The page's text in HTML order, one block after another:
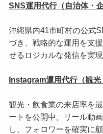
SNS運用代行（自治体・企
沖縄県内41市町村の公式
づき、戦略的な運用を支
せるロジカルな発信を実現
Instagram運用代行（観光
観光・飲食業の来店率を
ートを公開中。リール動
し、フォロワーを確実に